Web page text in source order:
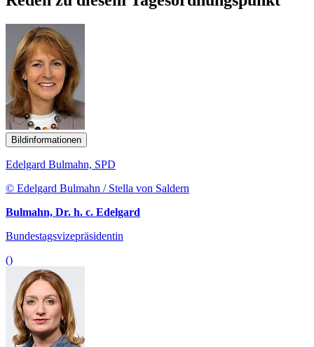
Bildinformationen
Edelgard Bulmahn, SPD
© Edelgard Bulmahn / Stella von Saldern
Bulmahn, Dr. h. c. Edelgard
Bundestagsvizepräsidentin
()